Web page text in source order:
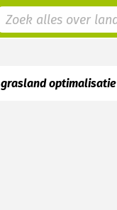
grasland optimalisatie